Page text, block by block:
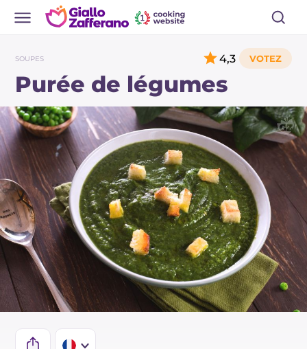
SOUPES
Purée de légumes
4,3